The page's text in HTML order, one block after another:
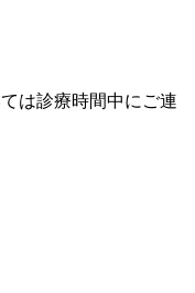
は診療時間中にご連